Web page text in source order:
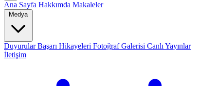
Ana Sayfa Hakkımda Makaleler
Medya
DuyurularBaşarı Hikayeleri Fotoğraf Galerisi Canlı Yayınlar
İletişim